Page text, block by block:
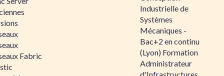
Fabric
Industrielle de
Systèmes
Mécaniques -
Bac+2 en continu
(Lyon) Formation
Administrateur